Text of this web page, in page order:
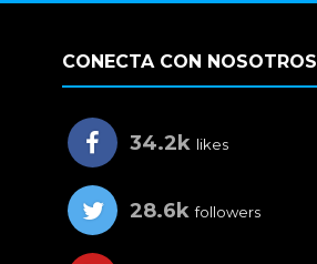
CONECTA CON NOSOTROS
34.2k likes
28.6k followers